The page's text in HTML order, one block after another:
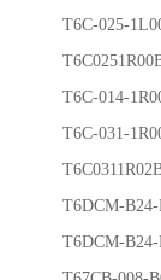
T6C-025-
T6C-014-
T6C-031-
T6DCM-B24-
T6DCM-